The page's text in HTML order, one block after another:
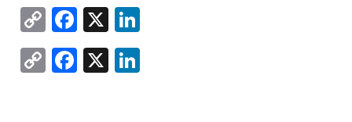
C
o
p
F
a
c
X
C
o
F
a
X